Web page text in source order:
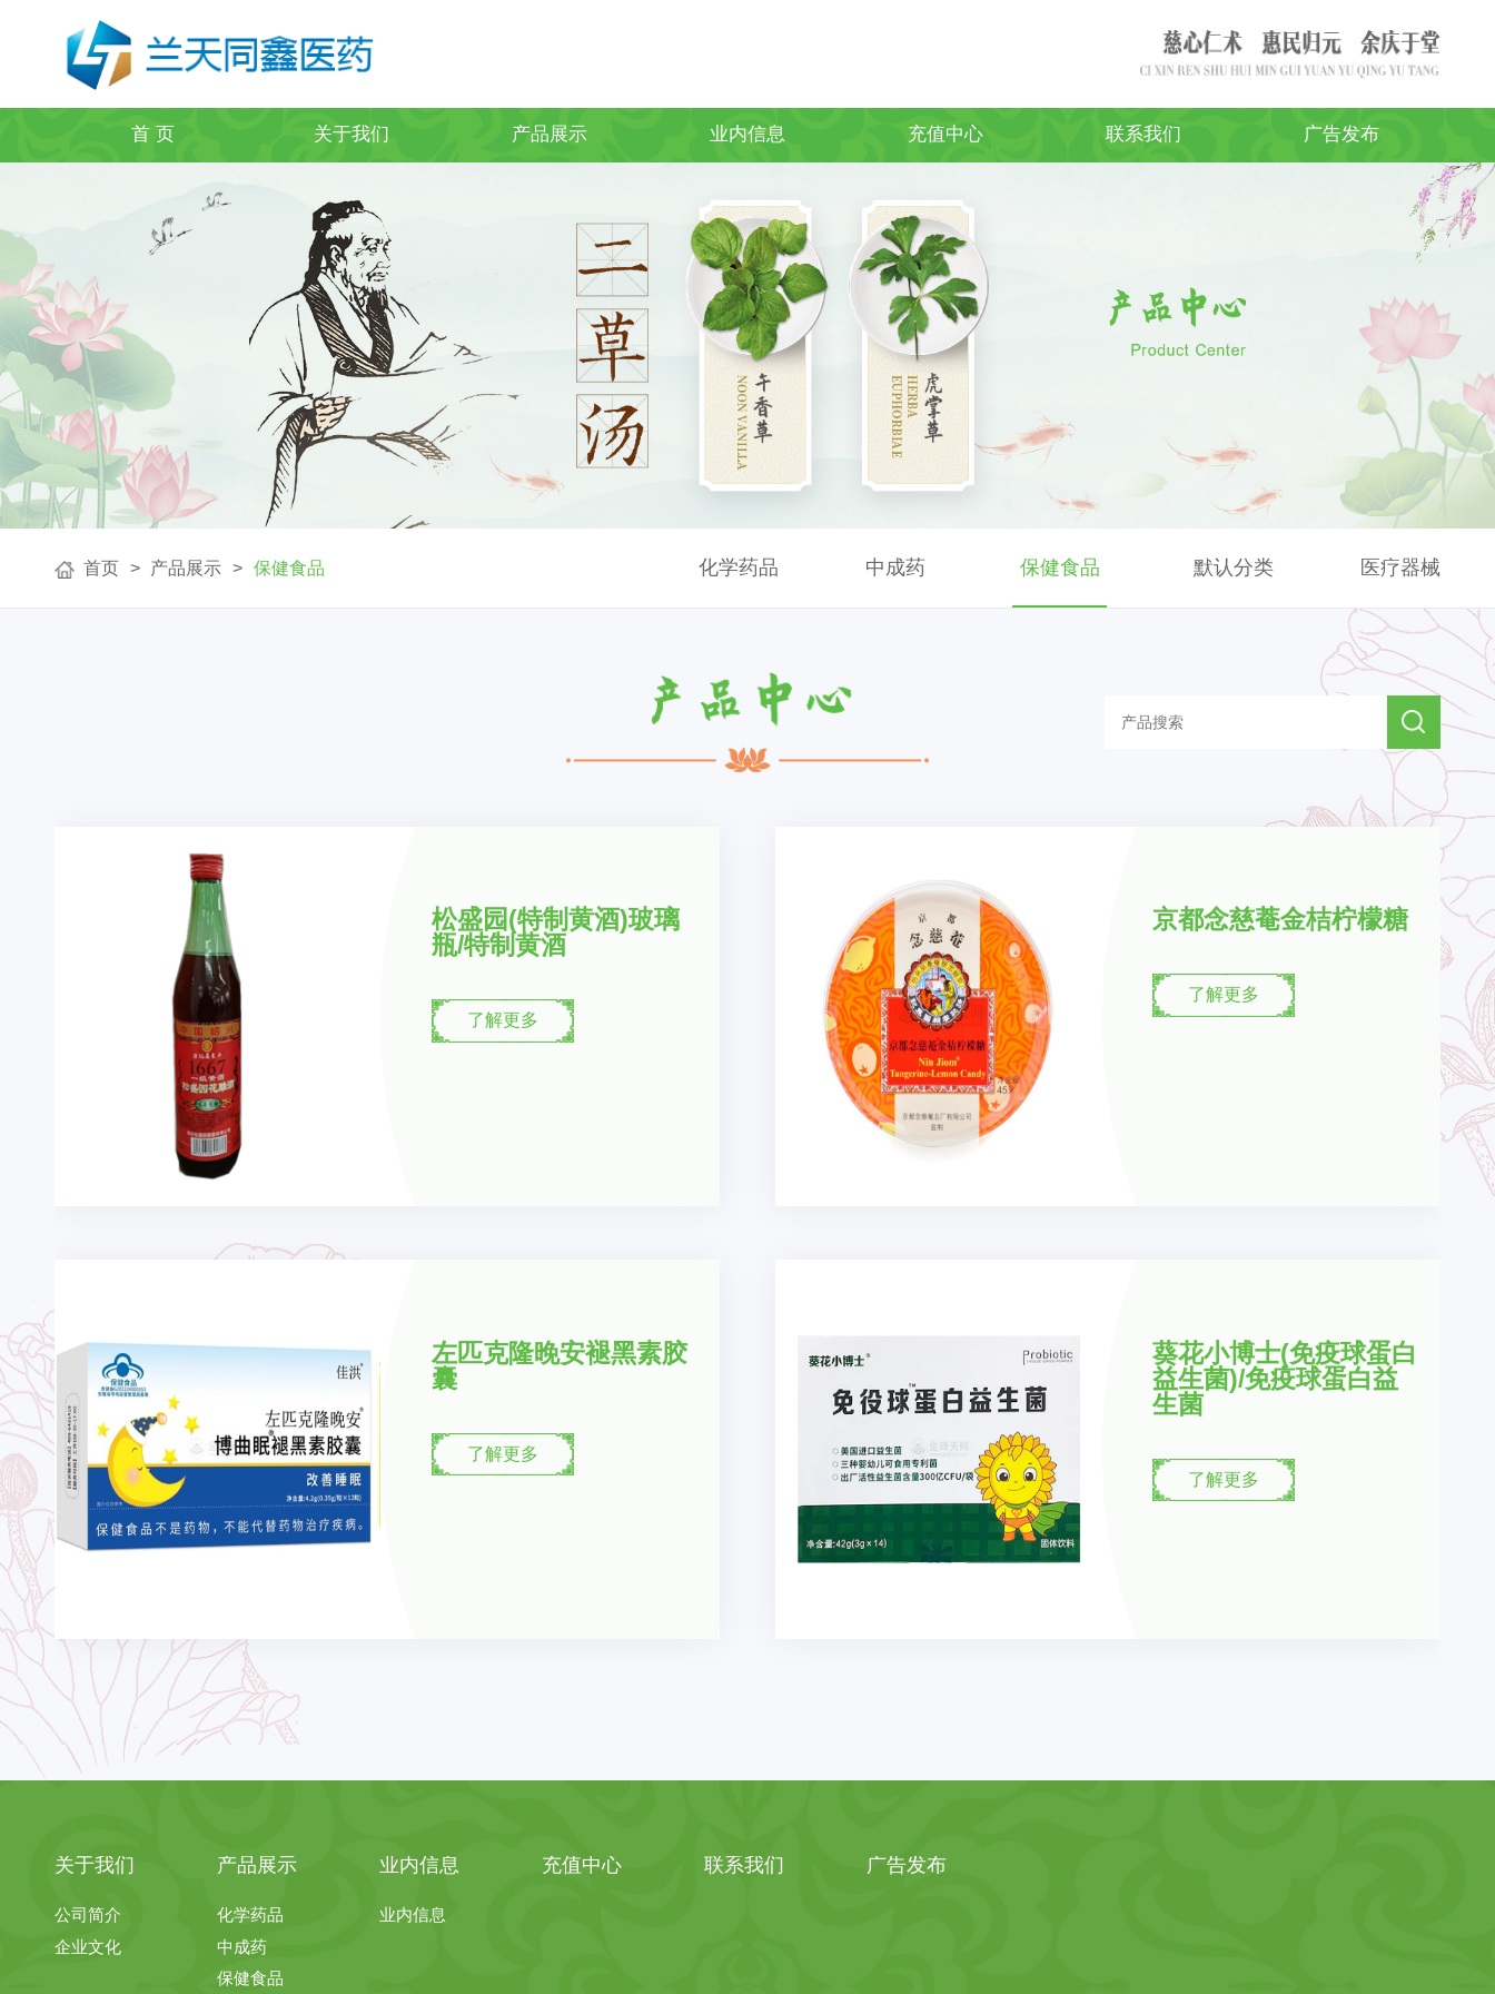
首 页 关于我们 产品展示 业内信息 充值中心 联系我们 广告发布
首页 产品展示 保健食品 化学药品 中成药 保健食品 默认分类 医疗器械
松盛园(特制黄酒)玻璃
瓶/特制黄酒
了解更多
京都念慈菴金桔柠檬糖
了解更多
左匹克隆晚安褪黑素胶
囊
了解更多
葵花小博士(免疫球蛋白
益生菌)/免疫球蛋白益
生菌
了解更多
关于我们
公司简介
企业文化
产品展示
化学药品
中成药
保健食品
业内信息
业内信息
充值中心 联系我们 广告发布